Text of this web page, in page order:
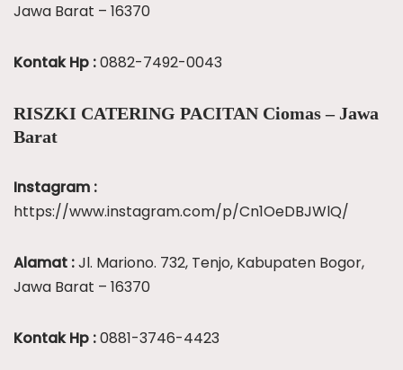
Jawa Barat – 16370
Kontak Hp :0882-7492-0043
RISZKI CATERING PACITAN Ciomas – Jawa
Barat
Instagram :
https://www.instagram.com/p/Cn1OeDBJWlQ/
Alamat :Jl. Mariono. 732, Tenjo, Kabupaten Bogor,
Jawa Barat – 16370
Kontak Hp :0881-3746-4423